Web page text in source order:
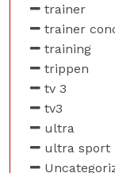
trainer
trainer
training
trippen
tv 3
tv3
ultra
ultra sport